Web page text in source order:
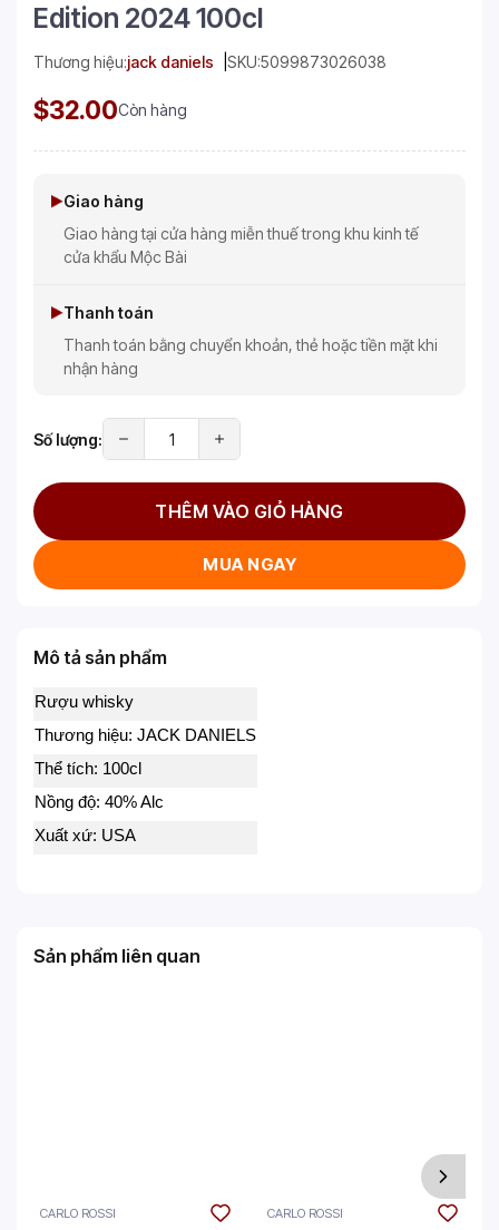
Edition 2024 100cl
Thương hiệu:jack daniels SKU:5099873026038
$32.00Còn hàng
Giao hàng
Giao hàng tại cửa hàng miễn thuế trong khu kinh tế
cửa khẩu Mộc Bài
Thanh toán
Thanh toán bằng chuyển khoản, thẻ hoặc tiền mặt khi
nhận hàng
Số lượng:
THÊM VÀO GIỎ HÀNG
MUA NGAY
Mô tả sản phẩm
Rượu whisky
Thương hiệu: JACK DANIELS
Thể tích: 100cl
Nồng độ: 40% Alc
Xuất xứ: USA
Sản phẩm liên quan
CARLO ROSSI CARLO ROSSI